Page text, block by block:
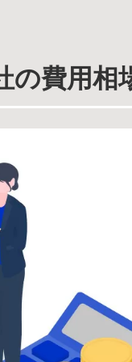
の費用相